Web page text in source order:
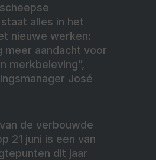
alles in het
nieuwe werken:
meer aandacht voor
merkbeleving”,
José
de verbouwde
21 juni is een van
dit jaar